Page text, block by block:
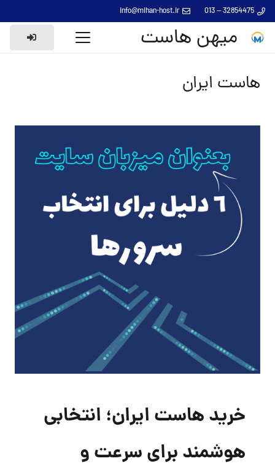
32854475 – 013
info@mihan-host.ir
میهن هاست
هاست ایران
خرید هاست ایران؛ انتخابی
هوشمند برای سرعت و